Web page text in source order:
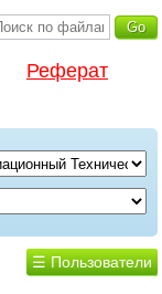
Реферат
☰ Пользователи